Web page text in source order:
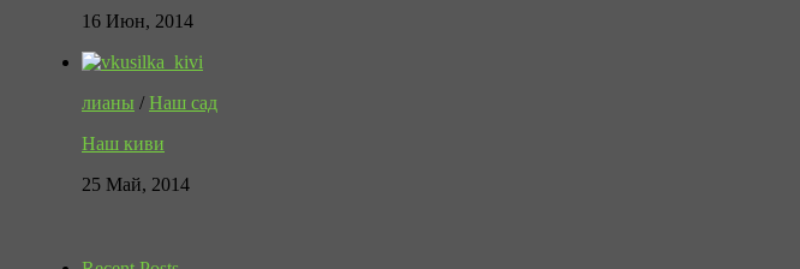
16 Июн, 2014
лианы /Наш сад
Наш киви
25 Май, 2014